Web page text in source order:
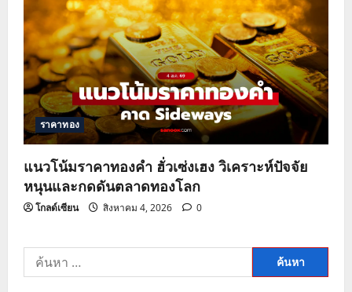
ราคาทอง
แนวโน้มราคาทองคำ ฮั่วเซ่งเฮง วิเคราะห์ปัจจัย
หนุนและกดดันตลาดทองโลก
โกลด์เซียน สิงหาคม 4, 2026 0
ค้นหา
สำหรับ: